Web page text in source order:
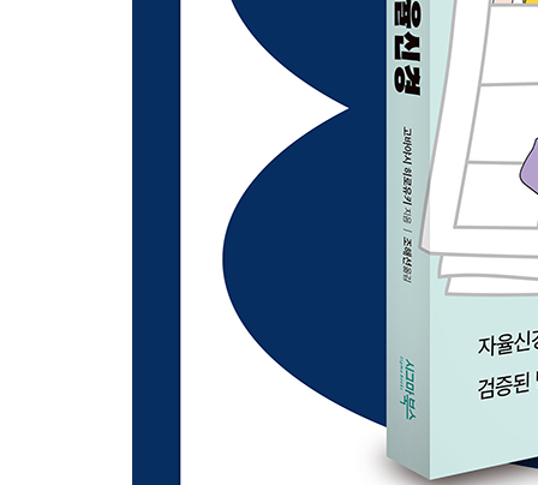
01 자율신경을 효과적으로 안정시키는 1:2 호흡법
02 피곤하면 피곤할수록 앉아 있지 말고 움직인다
03 스쿼트, 자율신경과 심신에 모두 이롭다
[이것 하나면 온몸 운동 끝!] 입욕 전 가벼운 스쿼트
04 따뜻한 물에 15분 동안 몸을 담근다
05 자기 전에 쓰는 스트레스 가시화 1분 일기
[잠들기 직전 톡톡톡, 편안하게 숙면을 유도하는]
[자율신경과 장의 균형을 바로잡는 스트레칭 ①] 전
[자율신경과 장의 균형을 바로잡는 스트레칭 ②] 장
06 수면의 질을 높이는 취침 전 3시간 활용법
[숙면 꿀팁 ①] 아로마 테라피
[숙면 꿀팁 ②] 음악
[숙면 꿀팁 ③] 긴장 완화 요법
07 미소와 한숨, 느긋한 행동, 그리고 느슨하게 생